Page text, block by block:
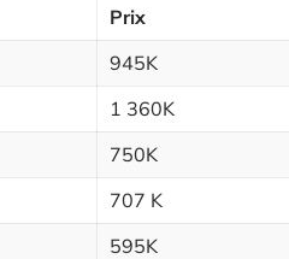
Prix
945K
1 360K
750K
707 K
595K